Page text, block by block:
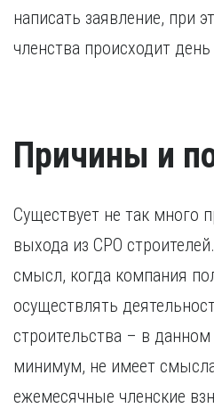
написать заявление, при
членства происходит
Причины и
Существует не так много
выхода из СРО
смысл, когда компания
осуществлять
строительства – в данном
минимум, не имеет
ежемесячные членские